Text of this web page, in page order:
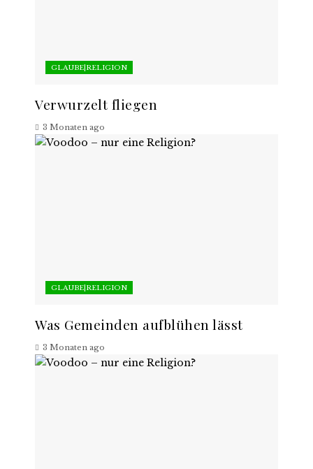
GLAUBE|RELIGION
Verwurzelt fliegen
3 Monaten ago
GLAUBE|RELIGION
Was Gemeinden aufblühen lässt
3 Monaten ago